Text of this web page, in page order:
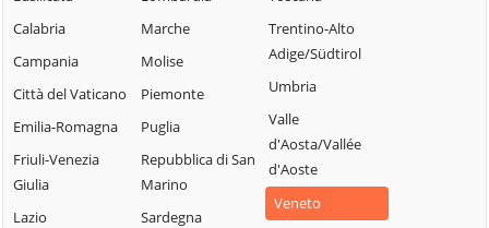
Calabria
Campania
Città del Vaticano
Emilia-Romagna
Friuli-Venezia
Giulia
Lazio
Marche
Molise
Piemonte
Puglia
Repubblica di San
Marino
Sardegna
Trentino-Alto
Adige/Südtirol
Umbria
Valle
d'Aosta/Vallée
d'Aoste
Veneto